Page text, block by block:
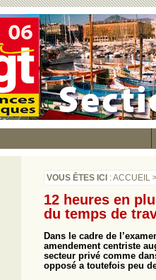
VOUS ÊTES ICI :ACCUEIL
12 heures en
du temps de
Dans le cadre de
amendement centriste
secteur privé comme
opposé a toutefois peu